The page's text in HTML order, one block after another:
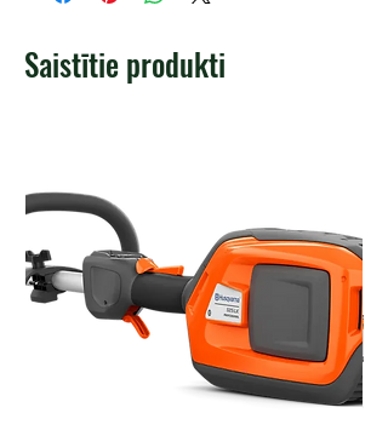
Saistītie produkti